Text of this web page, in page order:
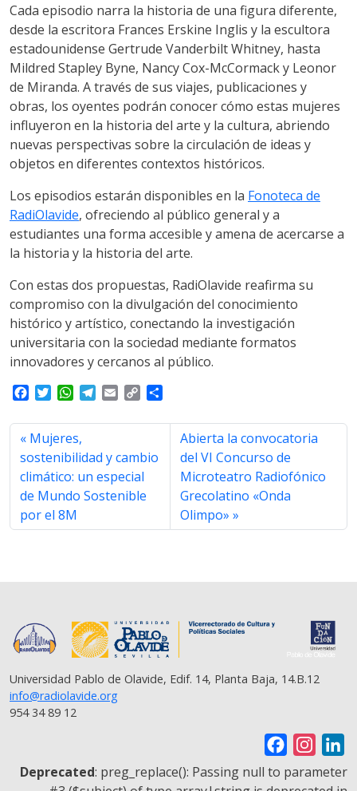
Cada episodio narra la historia de una figura diferente,
desde la escritora Frances Erskine Inglis y la escultora
estadounidense Gertrude Vanderbilt Whitney, hasta
Mildred Stapley Byne, Nancy Cox-McCormack y Leonor
de Miranda. A través de sus viajes, publicaciones y
obras, los oyentes podrán conocer cómo estas mujeres
influyeron en la historia del arte y la cultura, abriendo
nuevas perspectivas sobre la circulación de ideas y
objetos en diferentes contextos históricos.
Los episodios estarán disponibles en la Fonoteca de
RadiOlavide, ofreciendo al público general y a
estudiantes una forma accesible y amena de acercarse a
la historia y la historia del arte.
Con estas dos propuestas, RadiOlavide reafirma su
compromiso con la divulgación del conocimiento
histórico y artístico, conectando la investigación
universitaria con la sociedad mediante formatos
innovadores y cercanos al público.
c
e
b
o
k
i
t
t
e
W
a
t
s
A
p
l
g
r
m
a
l
p
L
i
k
a
Mujeres,
sostenibilidad y cambio
climático: un especial
de Mundo Sostenible
por el 8M
Abierta la convocatoria
del VI Concurso de
Microteatro Radiofónico
Grecolatino «Onda
Olimpo»
Universidad Pablo de Olavide, Edif. 14, Planta Baja, 14.B.12
info@radiolavide.org
954 34 89 12
a
n
i
Deprecated: preg_replace(): Passing null to parameter